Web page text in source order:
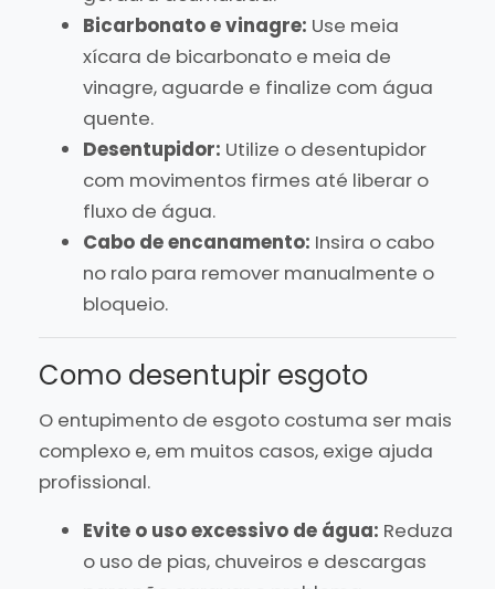
Bicarbonato e vinagre: Use meia
xícara de bicarbonato e meia de
vinagre, aguarde e finalize com água
quente.
Desentupidor: Utilize o desentupidor
com movimentos firmes até liberar o
fluxo de água.
Cabo de encanamento: Insira o cabo
no ralo para remover manualmente o
bloqueio.
Como desentupir esgoto
O entupimento de esgoto costuma ser mais
complexo e, em muitos casos, exige ajuda
profissional.
Evite o uso excessivo de água: Reduza
o uso de pias, chuveiros e descargas